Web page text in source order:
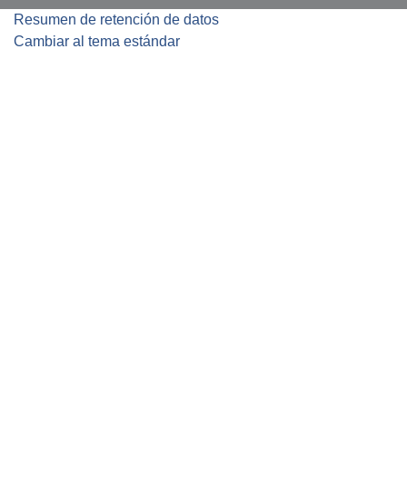
Resumen de retención de datos
Cambiar al tema estándar